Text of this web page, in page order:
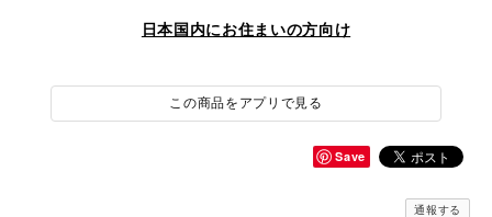
日本国内にお住まいの方向け
この商品をアプリで見る
Save
通報する